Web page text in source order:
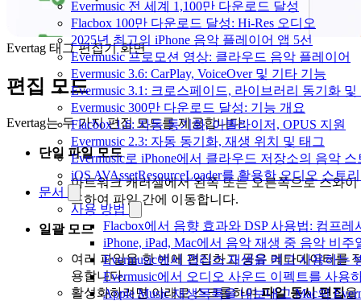
Evermusic 전 세계 1,100만 다운로드 달성
Flacbox 100만 다운로드 달성: Hi-Res 오디오
2025년 최고의 iPhone 음악 플레이어 앱 5선
Evermusic 프로모션 영상: 클라우드 음악 플레이어
Evermusic 3.6: CarPlay, VoiceOver 및 기타 기능
Evermusic 3.1: 크로스페이드, 라이브러리 동기화 및
Evermusic 300만 다운로드 달성: 기능 개요
Flacbox 1.6: 자동 동기화, 이퀄라이저, OPUS 지원
Evermusic 2.3: 자동 동기화, 재생 위치 및 태그
Evermusic로 iPhone에서 클라우드 저장소의 음악
iOS AVAssetResourceLoader를 활용한 오디오 스트
문서
사용 방법
Flacbox에서 음향 효과와 DSP 사용법: 컴프
iPhone, iPad, Mac에서 음악 재생 중 음악 비
Evermusic에서 갭리스 재생을 켜고 사용하는
Evermusic에서 오디오 사운드 이펙트를 사
Apple Music 재생목록을 내보내고 Mac의
Evertag 태그 편집기 화면
편집 모드
Evertag는 두 가지 편집 모드를 제공합니다:
단일 파일 모드
아트워크 캐러셀에서 왼쪽 또는 오른쪽으로 스와이
프하여 파일 간에 이동합니다.
일괄 모드
여러 파일을 한 번에 편집하고 공유 메타데이터를
용합니다.
활성화하려면 아래로 스크롤하여파일 동시 편집을